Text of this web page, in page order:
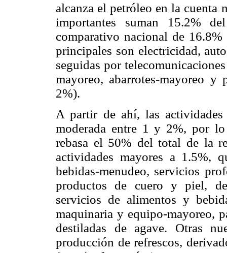
alcanza el petróleo en la cuenta
importantes suman 15.2%
comparativo nacional de
principales son electricidad,
seguidas por
mayoreo, abarrotes-mayoreo
2%).
A partir de ahí, las
moderada entre 1 y 2%, por
rebasa el 50% del total de la
actividades mayores a 1.5%,
bebidas-menudeo, servicios
productos de cuero y piel,
servicios de alimentos y
maquinaria y equipo-mayoreo,
destiladas de agave. Otras
producción de refrescos,